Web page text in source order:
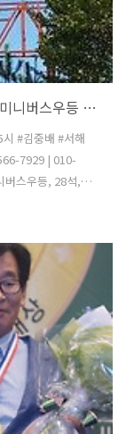
[서해 여행] 안면도 안면암 '일출 명소' ★ 미니버스우등 소형버스우등
#김중배 #서해
7929 | 010-
버스우등, 28석,
오톡 Yellow ID :